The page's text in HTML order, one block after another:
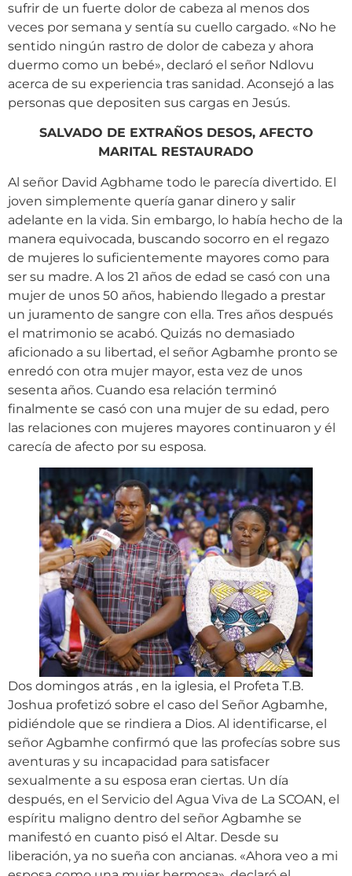
sufrir de un fuerte dolor de cabeza al menos dos
veces por semana y sentía su cuello cargado. «No he
sentido ningún rastro de dolor de cabeza y ahora
duermo como un bebé», declaró el señor Ndlovu
acerca de su experiencia tras sanidad. Aconsejó a las
personas que depositen sus cargas en Jesús.
SALVADO DE EXTRAÑOS DESOS, AFECTO
MARITAL RESTAURADO
Al señor David Agbhame todo le parecía divertido. El
joven simplemente quería ganar dinero y salir
adelante en la vida. Sin embargo, lo había hecho de la
manera equivocada, buscando socorro en el regazo
de mujeres lo suficientemente mayores como para
ser su madre. A los 21 años de edad se casó con una
mujer de unos 50 años, habiendo llegado a prestar
un juramento de sangre con ella. Tres años después
el matrimonio se acabó. Quizás no demasiado
aficionado a su libertad, el señor Agbamhe pronto se
enredó con otra mujer mayor, esta vez de unos
sesenta años. Cuando esa relación terminó
finalmente se casó con una mujer de su edad, pero
las relaciones con mujeres mayores continuaron y él
carecía de afecto por su esposa.
Dos domingos atrás , en la iglesia, el Profeta T.B.
Joshua profetizó sobre el caso del Señor Agbamhe,
pidiéndole que se rindiera a Dios. Al identificarse, el
señor Agbamhe confirmó que las profecías sobre sus
aventuras y su incapacidad para satisfacer
sexualmente a su esposa eran ciertas. Un día
después, en el Servicio del Agua Viva de La SCOAN, el
espíritu maligno dentro del señor Agbamhe se
manifestó en cuanto pisó el Altar. Desde su
liberación, ya no sueña con ancianas. «Ahora veo a mi